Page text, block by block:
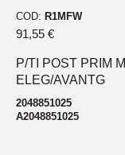
COD: R1MFW
91,55 €
P/TI POST PRIM
ELEG/AVANTG
2048851025
A2048851025